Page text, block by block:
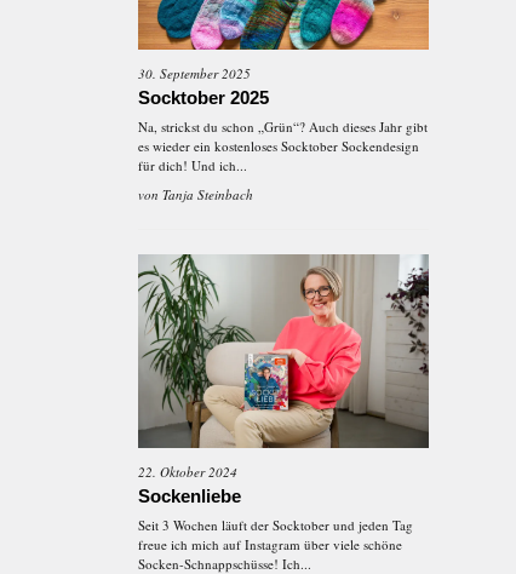
30. September 2025
Socktober 2025
Na, strickst du schon „Grün“? Auch dieses Jahr gibt
es wieder ein kostenloses Socktober Sockendesign
für dich! Und ich...
von Tanja Steinbach
22. Oktober 2024
Sockenliebe
Seit 3 Wochen läuft der Socktober und jeden Tag
freue ich mich auf Instagram über viele schöne
Socken-Schnappschüsse! Ich...